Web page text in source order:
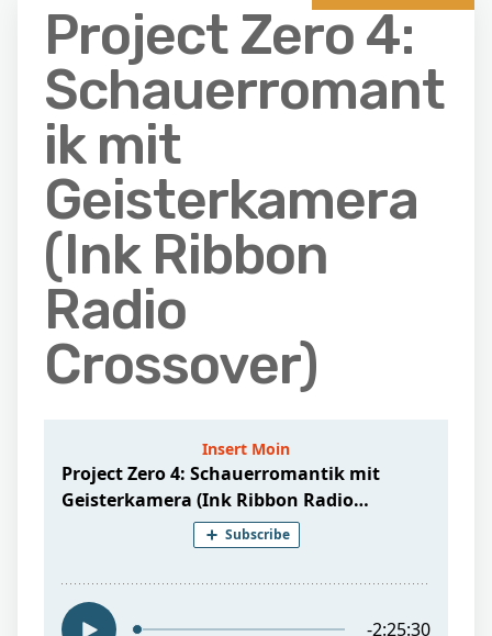
Project Zero 4:
Schauerromant
ik mit
Geisterkamera
(Ink Ribbon
Radio
Crossover)